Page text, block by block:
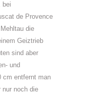
bei
de Provence
die
Geiztrieb
sind aber
und
cm entfernt man
nur noch die